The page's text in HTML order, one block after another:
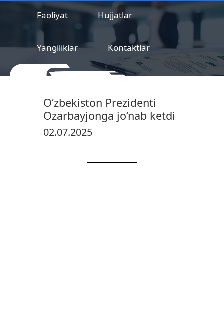
Faoliyat Hujjatlar
Yangiliklar Kontaktlar
sertifikatlashtirish markazi
O‘zbekiston Prezidenti
Ozarbayjonga jo‘nab ketdi
02.07.2025